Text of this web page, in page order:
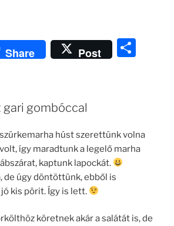
Share Post
e
gombóccal
húst szerettünk volna
így maradtunk a legelő marha
kaptunk lapockát.
de úgy döntöttünk, ebből is
kis pörit. Így is lett.
köretnek akár a salátát is, de